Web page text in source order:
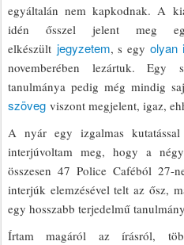
egyáltalán nem kapkodnak. A
idén ősszel jelent meg
elkészült jegyzetem, s egyolyan
novemberében lezártuk. Egy
tanulmánya pedig még mindig
szöveg viszont megjelent, igaz,
A nyár egy izgalmas
interjúvoltam meg, hogy a
összesen 47 Police Caféból
interjúk elemzésével telt az ősz,
egy hosszabb terjedelmű
Írtam magáról az írásról,